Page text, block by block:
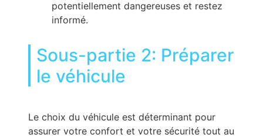
potentiellement dangereuses et restez
informé.
Sous-partie 2: Préparer
le véhicule
Le choix du véhicule est déterminant pour
assurer votre confort et votre sécurité tout au